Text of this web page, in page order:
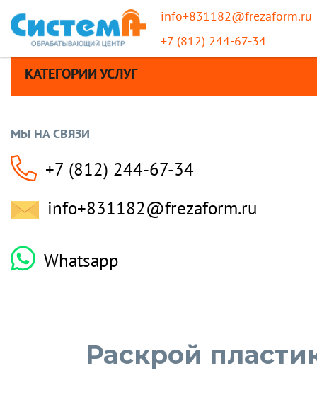
info+831182@frezaform.ru
+7 (812) 244-67-34
КАТЕГОРИИ УСЛУГ
МЫ НА СВЯЗИ
+7 (812) 244-67-34
info+831182@frezaform.ru
Whatsapp
Раскрой